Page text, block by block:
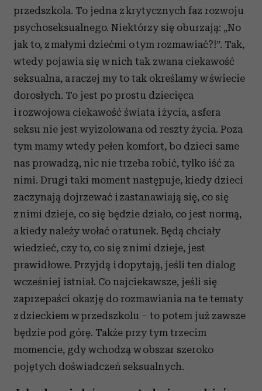
przedszkola. To jedna z krytycznych faz rozwoju
psychoseksualnego. Niektórzy się oburzają: „No
jak to, z małymi dziećmi o tym rozmawiać?!”. Tak,
wtedy pojawia się w nich tak zwana ciekawość
seksualna, a raczej my to tak określamy w świecie
dorosłych. To jest po prostu dziecięca
i rozwojowa ciekawość świata i życia, a sfera
seksu nie jest wyizolowana od reszty życia. Poza
tym mamy wtedy pełen komfort, bo dzieci same
nas prowadzą, nic nie trzeba robić, tylko iść za
nimi. Drugi taki moment następuje, kiedy dzieci
zaczynają dojrzewać i zastanawiają się, co się
z nimi dzieje, co się będzie działo, co jest normą,
a kiedy należy wołać o ratunek. Będą chciały
wiedzieć, czy to, co się z nimi dzieje, jest
prawidłowe. Przyjdą i dopytają, jeśli ten dialog
wcześniej istniał. Co najciekawsze, jeśli się
zaprzepaści okazję do rozmawiania na te tematy
z dzieckiem w przedszkolu – to potem już zawsze
będzie pod górę. Także przy tym trzecim
momencie, gdy wchodzą w obszar szeroko
pojętych doświadczeń seksualnych.